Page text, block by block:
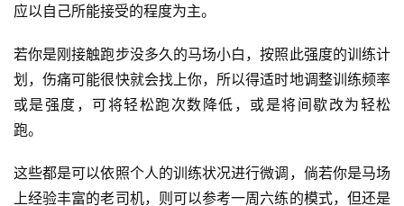
应以自己所能接受的程度为主。
若你是刚接触跑步没多久的马场小白，按照此强度的训练计
划，伤痛可能很快就会找上你，所以得适时地调整训练频率
或是强度，可将轻松跑次数降低，或是将间歇改为轻松
跑。
这些都是可以依照个人的训练状况进行微调，倘若你是马场
上经验丰富的老司机，则可以参考一周六练的模式，但还是